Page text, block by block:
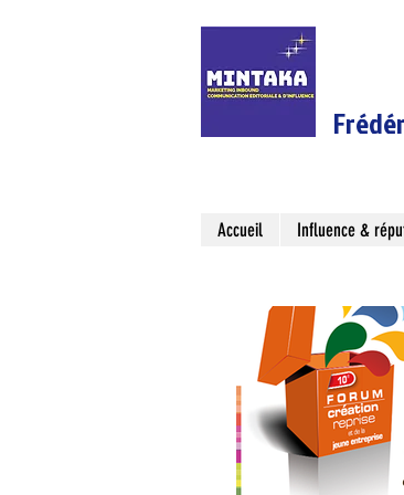
Accueil Influence &